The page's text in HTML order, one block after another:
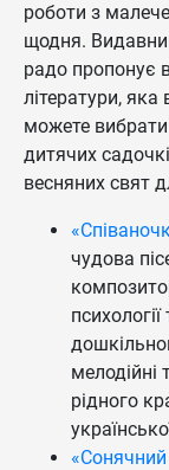
роботи з
щодня.
радо пропонує
літератури,
можете вибрати
дитячих
весняних свят
чудова
рідного